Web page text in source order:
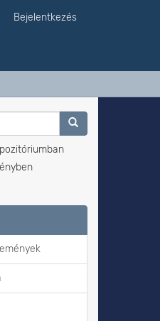
Bejelentkezés